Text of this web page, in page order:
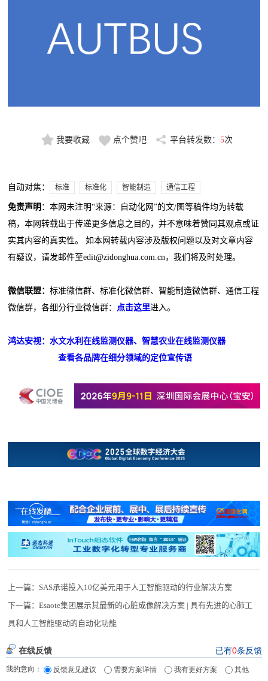
我要收藏 点个赞吧 平台转发数： 5次
自动对焦： 标准 标准化 智能制造 通信工程
免责声明 ：本网未注明“来源：自动化网”的文/图等稿件均为转载
稿，本网转载出于传递更多信息之目的，并不意味着赞同其观点或证
实其内容的真实性。 如本网转载内容涉及版权问题以及对文章内容
有疑议，请发邮件至edit@zidonghua.com.cn，我们将及时处理。
微信联盟：标准微信群、标准化微信群、智能制造微信群、通信工程
微信群，各细分行业微信群：
点击这里进入。
鸿达安视：水文水利在线监测仪器、智慧农业在线监测仪器
查看各品牌在细分领域的定位宣传语
上一篇： SAS承诺投入10亿美元用于人工智能驱动的行业解决方案
下一篇：Esaote集团展示其最新的心脏成像解决方案 | 具有先进的心肺工
具和人工智能驱动的自动化功能